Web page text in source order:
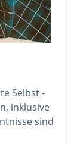
Selbst -
inklusive
sind